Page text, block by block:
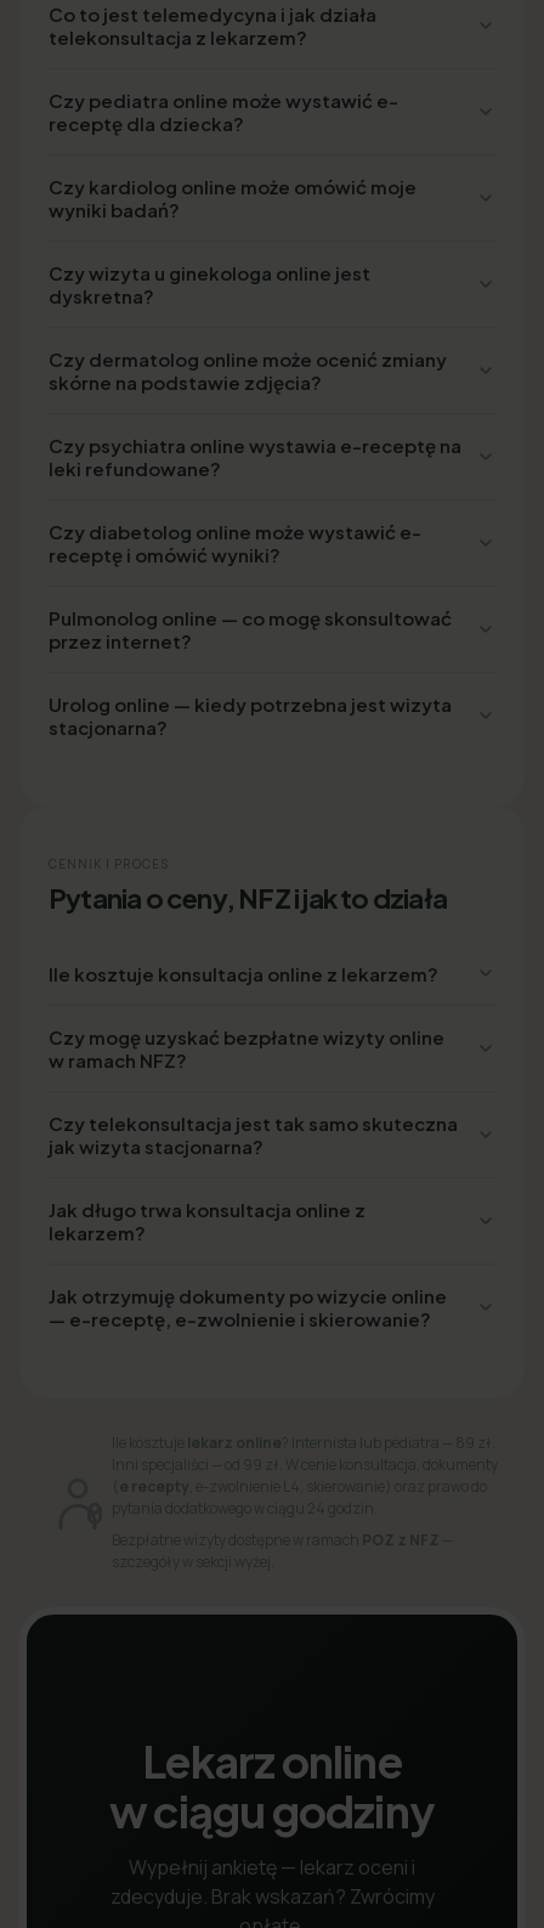
Co to jest telemedycyna i jak działa
telekonsultacja z lekarzem?
Czy pediatra online może wystawić e-
receptę dla dziecka?
Czy kardiolog online może omówić moje
wyniki badań?
Czy wizyta u ginekologa online jest
dyskretna?
Czy dermatolog online może ocenić zmiany
skórne na podstawie zdjęcia?
Czy psychiatra online wystawia e-receptę na
leki refundowane?
Czy diabetolog online może wystawić e-
receptę i omówić wyniki?
Pulmonolog online — co mogę skonsultować
przez internet?
Urolog online — kiedy potrzebna jest wizyta
stacjonarna?
CENNIK I PROCES
Pytania o ceny, NFZ i jak to działa
Ile kosztuje konsultacja online z lekarzem?
Czy mogę uzyskać bezpłatne wizyty online
w ramach NFZ?
Czy telekonsultacja jest tak samo skuteczna
jak wizyta stacjonarna?
Jak długo trwa konsultacja online z
lekarzem?
Jak otrzymuję dokumenty po wizycie online
— e-receptę, e-zwolnienie i skierowanie?
Ile kosztujelekarz online ? Internista lub pediatra — 89 zł.
Inni specjaliści — od 99 zł. W cenie konsultacja, dokumenty
( e recepty , e-zwolnienie L4, skierowanie) oraz prawo do
pytania dodatkowego w ciągu 24 godzin.
Bezpłatne wizyty dostępne w ramach POZ z NFZ
szczegóły w sekcji wyżej.
Lekarz online
w ciągu godziny
Wypełnij ankietę — lekarz oceni i
zdecyduje. Brak wskazań? Zwrócimy